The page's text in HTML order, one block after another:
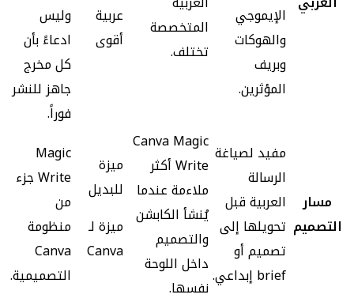
الإيموجي
والهوكات
وبريف
المؤثرين.
المتخصصة
تختلف.
عربية
أقوى
وليس
ادعاءً بأن
كل مخرج
جاهز للنشر
فوراً.
مسار
التصميم
مفيد لصياغة
الرسالة
العربية قبل
تحويلها إلى
تصميم أو
brief إبداعي.
Canva Magic
Write أكثر
ملاءمة عندما
يُنشأ الكابشن
والتصميم
داخل اللوحة
نفسها.
ميزة
للبديل
ميزة لـ
Canva
Magic
Write جزء
من
منظومة
Canva
التصميمية.